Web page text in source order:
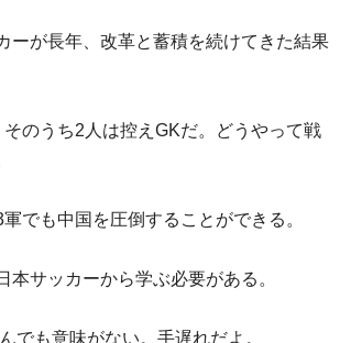
ーが長年、改革と蓄積を続けてきた結果
のうち2人は控えGKだ。どうやって戦
でも中国を圧倒することができる。
本サッカーから学ぶ必要がある。
でも意味がない。手遅れだよ。